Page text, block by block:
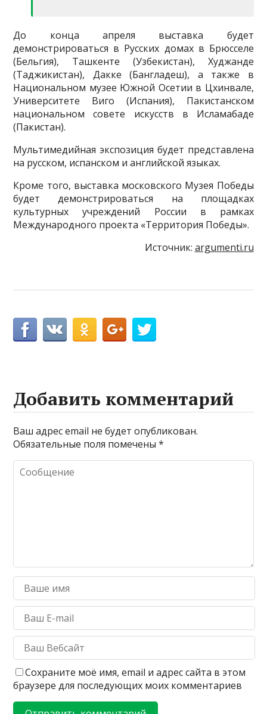
До конца апреля выставка будет
демонстрироваться в Русских домах в Брюсселе
(Бельгия), Ташкенте (Узбекистан), Худжанде
(Таджикистан), Дакке (Бангладеш), а также в
Национальном музее Южной Осетии в Цхинвале,
Университете Виго (Испания), Пакистанском
национальном совете искусств в Исламабаде
(Пакистан).
Мультимедийная экспозиция будет представлена
на русском, испанском и английской языках.
Кроме того, выставка московского Музея Победы
будет демонстрироваться на площадках
культурных учреждений России в рамках
Международного проекта «Территория Победы».
Источник: argumenti.ru
Добавить комментарий
Ваш адрес email не будет опубликован.
Обязательные поля помечены*
Сохраните моё имя, email и адрес сайта в этом
браузере для последующих моих комментариев